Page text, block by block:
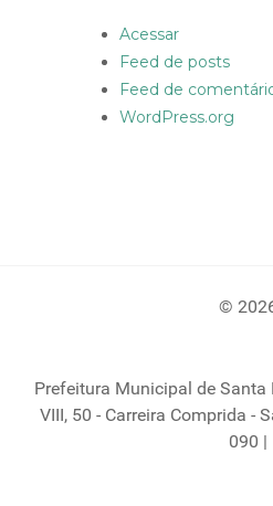
Acessar
Feed de posts
Feed de
WordPress.org
©
Prefeitura Municipal de Santa
VIII, 50 - Carreira Comprida -
090 |